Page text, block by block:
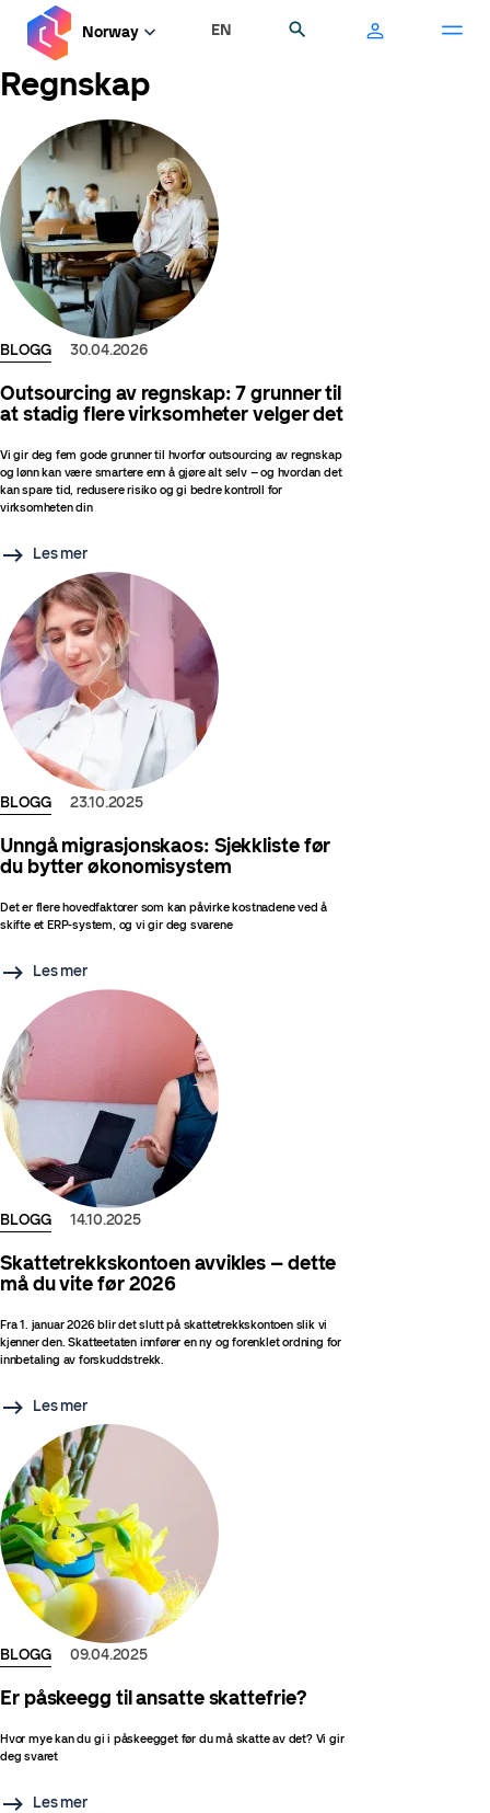
Hopp
hovedinnhold
Norway EN
Regnskap
BLOGG 30.04.2026
Outsourcing av regnskap: 7 grunner til
at stadig flere virksomheter velger det
Vi gir deg fem gode grunner til hvorfor outsourcing av regnskap
og lønn kan være smartere enn å gjøre alt selv – og hvordan det
kan spare tid, redusere risiko og gi bedre kontroll for
virksomheten din
Les mer
BLOGG 23.10.2025
Unngå migrasjonskaos: Sjekkliste før
du bytter økonomisystem
Det er flere hovedfaktorer som kan påvirke kostnadene ved å
skifte et ERP-system, og vi gir deg svarene
Les mer
BLOGG 14.10.2025
Skattetrekkskontoen avvikles – dette
må du vite før 2026
Fra 1. januar 2026 blir det slutt på skattetrekkskontoen slik vi
kjenner den. Skatteetaten innfører en ny og forenklet ordning for
innbetaling av forskuddstrekk.
Les mer
BLOGG 09.04.2025
Er påskeegg til ansatte skattefrie?
Hvor mye kan du gi i påskeegget før du må skatte av det? Vi gir
deg svaret
Les mer